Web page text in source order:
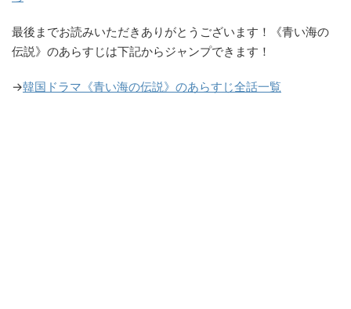
最後までお読みいただきありがとうございます！《青い海の
伝説》のあらすじは下記からジャンプできます！
→韓国ドラマ《青い海の伝説》のあらすじ全話一覧